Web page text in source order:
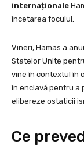
internaționale
încetarea focului.
Vineri, Hamas a
Statelor Unite
vine în contextul în
în enclavă pentru a
elibereze ostaticii
Ce